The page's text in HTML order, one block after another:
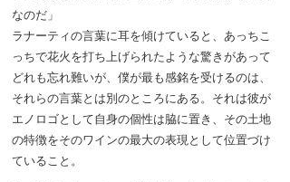
なのだ」
ラナーティの言葉に耳を傾けていると、あっちこ
っちで花火を打ち上げられたような驚きがあって
どれも忘れ難いが、僕が最も感銘を受けるのは、
それらの言葉とは別のところにある。それは彼が
エノロゴとして自身の個性は脇に置き、その土地
の特徴をそのワインの最大の表現として位置づけ
ていること。